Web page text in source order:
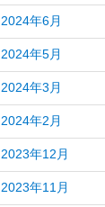
2024年6月
2024年5月
2024年3月
2024年2月
2023年12月
2023年11月